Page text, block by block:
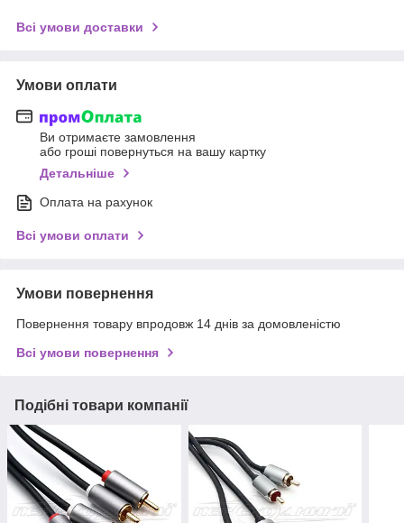
Всі умови доставки
Умови оплати
Ви отримаєте замовлення
або гроші повернуться на вашу картку
Детальніше
Оплата на рахунок
Всі умови оплати
Умови повернення
Повернення товару впродовж 14 днів за домовленістю
Всі умови повернення
Подібні товари компанії